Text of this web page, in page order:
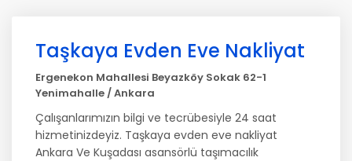
Taşkaya Evden Eve Nakliyat
Ergenekon Mahallesi Beyazköy Sokak 62-1
Yenimahalle / Ankara
Çalışanlarımızın bilgi ve tecrübesiyle 24 saat
hizmetinizdeyiz. Taşkaya evden eve nakliyat
Ankara Ve Kuşadası asansörlü taşımacılık